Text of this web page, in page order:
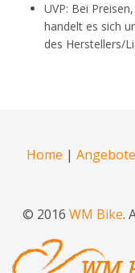
UVP: Bei
handelt es sich
des Herstellers/
Home | Angebote
© 2016 WM Bike.